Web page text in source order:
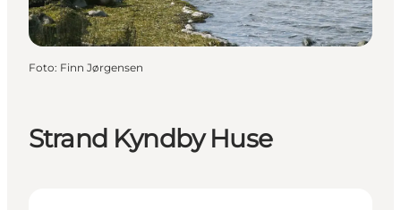
Strand Kyndby Huse
Foto: Finn Jørgensen